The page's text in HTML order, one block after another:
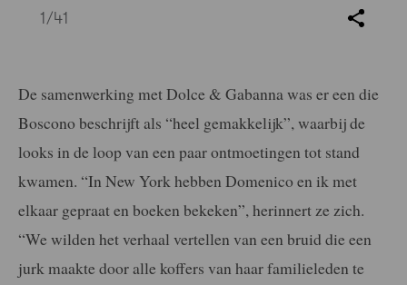
1 /41
De samenwerking met Dolce & Gabanna was er een die
Boscono beschrijft als “heel gemakkelijk”, waarbij de
looks in de loop van een paar ontmoetingen tot stand
kwamen. “In New York hebben Domenico en ik met
elkaar gepraat en boeken bekeken”, herinnert ze zich.
“We wilden het verhaal vertellen van een bruid die een
jurk maakte door alle koffers van haar familieleden te